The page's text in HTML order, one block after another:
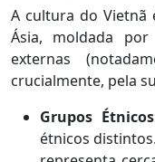
A cultura do Vietnã
Ásia, moldada
externas
crucialmente, pela
Grupos Étnicos
étnicos